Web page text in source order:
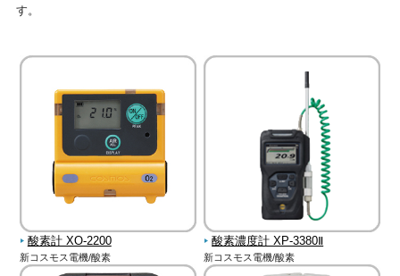
す。
酸素計 XO-2200
新コスモス電機/酸素
酸素濃度計 XP-3380Ⅱ
新コスモス電機/酸素